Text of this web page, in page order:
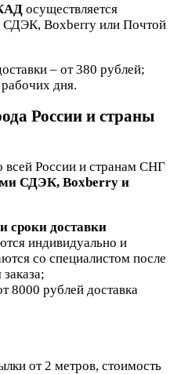
осуществляется
СДЭК, Boxberry или Почтой
– от 380 рублей;
дня.
России и страны
России и странам СНГ
СДЭК, Boxberry и
сроки доставки
индивидуально и
со специалистом после
8000 рублей доставка
от 2 метров, стоимость